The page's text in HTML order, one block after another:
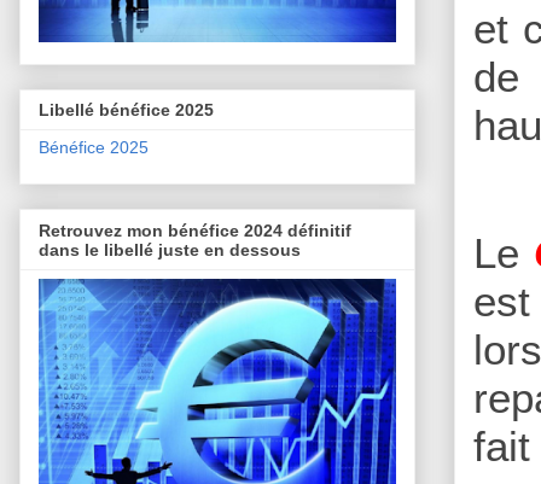
et
de
Le
est
fait
Libellé bénéfice 2025
Bénéfice 2025
Retrouvez mon bénéfice 2024 définitif
dans le libellé juste en dessous